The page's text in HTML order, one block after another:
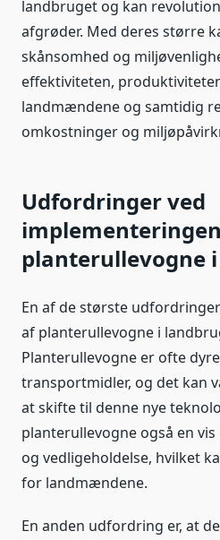
landbruget og kan
afgrøder. Med deres større
skånsomhed og
effektiviteten,
landmændene og samtidig
omkostninger og
Udfordringer ved
planterullevogne
En af de største
af planterullevogne i
Planterullevogne er ofte
transportmidler, og det kan
at skifte til denne nye
planterullevogne også en
og vedligeholdelse, hvilket
for landmændene.
En anden udfordring er, at